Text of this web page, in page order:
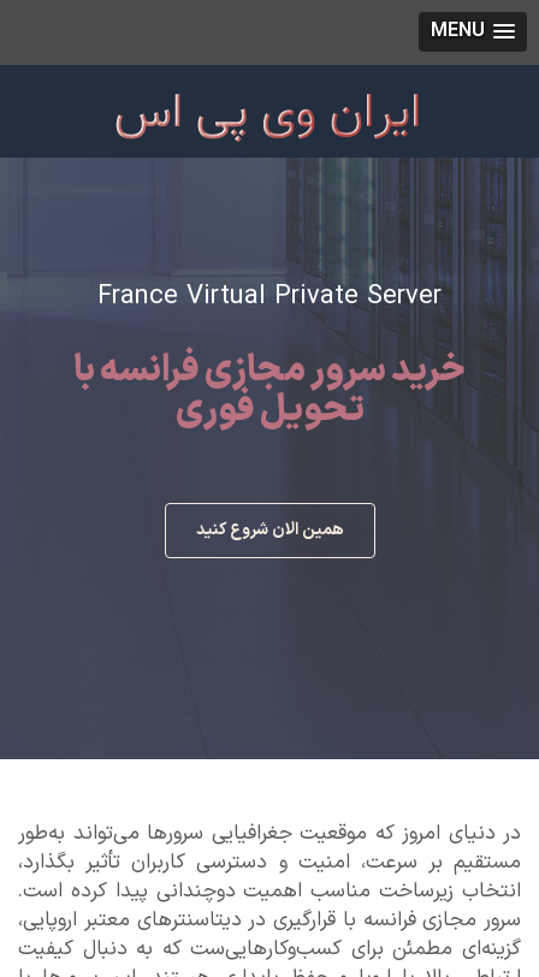
MENU
France Virtual Private Server
خرید سرور مجازی فرانسه با
تحویل فوری
همین الان شروع کنید
در دنیای امروز که موقعیت جغرافیایی سرورها می‌تواند به‌طور
مستقیم بر سرعت، امنیت و دسترسی کاربران تأثیر بگذارد،
انتخاب زیرساخت مناسب اهمیت دوچندانی پیدا کرده است.
سرور مجازی فرانسه با قرارگیری در دیتاسنترهای معتبر اروپایی،
گزینه‌ای مطمئن برای کسب‌وکارهایی‌ست که به دنبال کیفیت